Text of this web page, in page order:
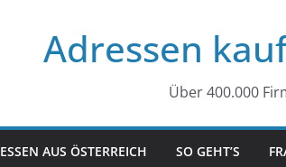
Adressen
Über 400.000
AUS ÖSTERREICH SO GEHT’S